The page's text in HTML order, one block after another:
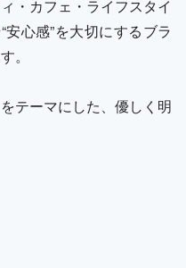
・カフェ・ライフスタイ
安心感”を大切にするブラ
。
テーマにした、優しく明